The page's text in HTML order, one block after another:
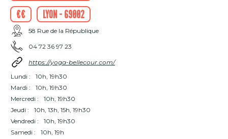
€€
Lyon - 69002
58 Rue de la République
04 72 36 97 23
https://yoga-bellecour.com/
Lundi :
10h, 19h30
Mardi :
10h, 19h30
Mercredi :
10h, 19h30
Jeudi :
10h, 13h, 15h, 19h30
Vendredi :
10h, 19h30
Samedi :
10h, 19h